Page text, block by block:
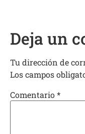
Deja un
Tu dirección de
Los campos
Comentario*